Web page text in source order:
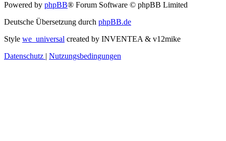
Powered by phpBB® Forum Software © phpBB Limited
Deutsche Übersetzung durch phpBB.de
Style we_universal created by INVENTEA & v12mike
Datenschutz | Nutzungsbedingungen